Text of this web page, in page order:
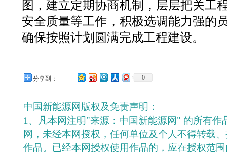
图，建立定期协商机制，层层把关工
安全质量等工作，积极选调能力强的
确保按照计划圆满完成工程建设。
分享到： 0
中国新能源网版权及免责声明：
1、凡本网注明"来源：中国新能源网" 的所有作
网，未经本网授权，任何单位及个人不得转载
作品。已经本网授权使用作品的，应在授权范